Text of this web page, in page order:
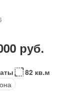
руб.
82 кв.м